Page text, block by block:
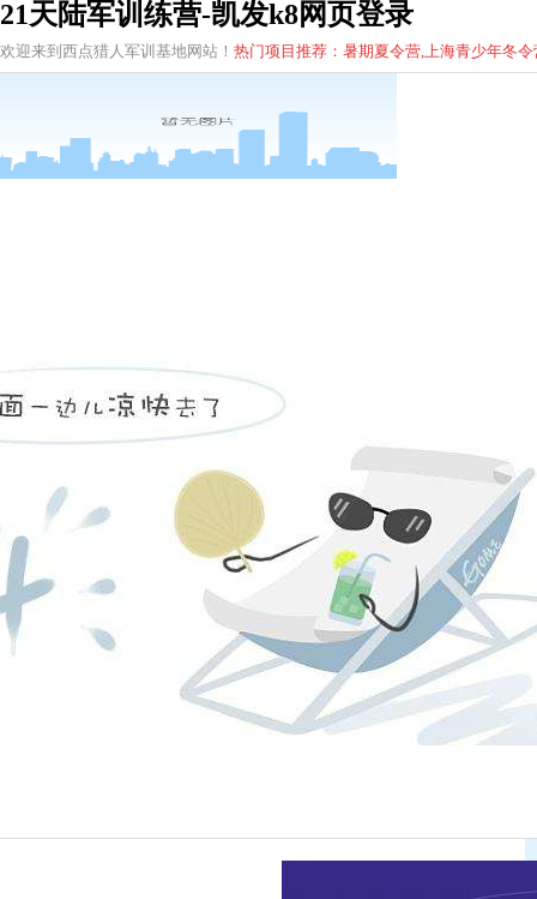
21天陆军训练营-凯发k8网页登录
欢迎来到西点猎人军训基地网站！ 热门项目推荐：暑期夏令营,上海青少年冬令